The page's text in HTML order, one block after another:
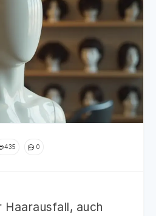
435 0
Haarausfall, auch